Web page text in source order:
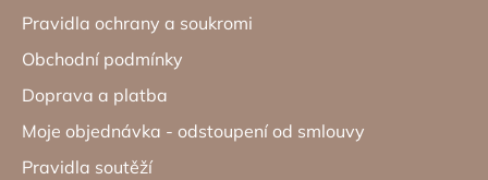
Pravidla ochrany a soukromi
Obchodní podmínky
Doprava a platba
Moje objednávka - odstoupení od smlouvy
Pravidla soutěží